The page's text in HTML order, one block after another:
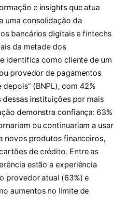
e insights que atua
uma consolidação da
bancários digitais e fintechs
da metade dos
identifica como cliente de um
provedor de pagamentos
(BNPL), com 42%
instituições por mais
demonstra confiança: 63%
ou continuariam a usar
novos produtos financeiros,
de crédito. Entre as
estão a experiência
provedor atual (63%) e
aumentos no limite de